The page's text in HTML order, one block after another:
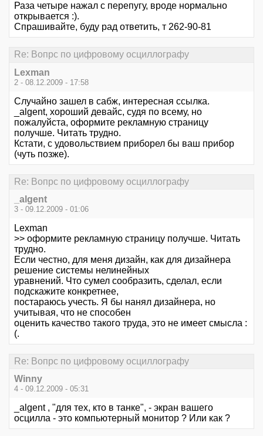
Раза четыре нажал с перепугу, вроде нормально
открывается :).
Спрашивайте, буду рад ответить, т 262-90-81
Re: Вопрс по цифровому осциллографу
Lexman
2 - 08.12.2009 - 17:58
Случайно зашел в сабж, интересная ссылка.
_algent, хороший девайс, судя по всему, но
пожалуйста, оформите рекламную страницу
получше. Читать трудно.
Кстати, с удовольствием приборел бы ваш прибор
(чуть позже).
Re: Вопрс по цифровому осциллографу
_algent
3 - 09.12.2009 - 01:06
Lexman
>> оформите рекламную страницу получше. Читать
трудно.
Если честно, для меня дизайн, как для дизайнера
решение системы нелинейных
уравнений. Что сумел сообразить, сделал, если
подскажите конкретнее,
постараюсь учесть. Я бы нанял дизайнера, но
учитывая, что не способен
оценить качество такого труда, это не имеет смысла :
(.
Re: Вопрс по цифровому осциллографу
Winny
4 - 09.12.2009 - 05:31
_algent , "для тех, кто в танке", - экран вашего
осцилла - это компьютерный монитор ? Или как ?